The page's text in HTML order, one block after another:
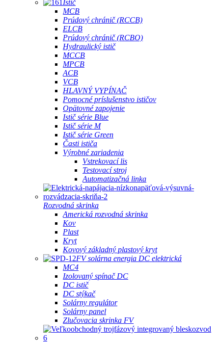
Istič
MCB
Prúdový chránič (RCCB)
ELCB
Prúdový chránič (RCBO)
Hydraulický istič
MCCB
MPCB
ACB
VCB
HLAVNÝ VYPÍNAČ
Pomocné príslušenstvo ističov
Opätovné zapojenie
Istič série Blue
Istič série M
Istič série Green
Časti ističa
Výrobné zariadenia
Vstrekovací lis
Testovací stroj
Automatizačná linka
Rozvodná skrinka
Americká rozvodná skrinka
Kov
Plast
Kryt
Kovový základný plastový kryt
FV solárna energia DC elektrická
MC4
Izolovaný spínač DC
DC istič
DC stýkač
Solárny regulátor
Solárny panel
Zlučovacia skrinka FV